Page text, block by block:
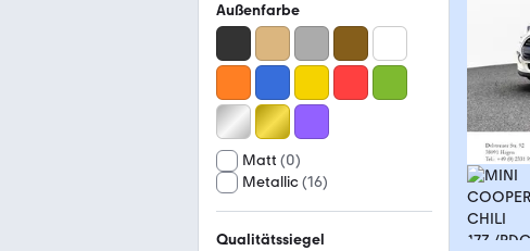
Außenfarbe
Matt (0)
Metallic(16)
Qualitätssiegel